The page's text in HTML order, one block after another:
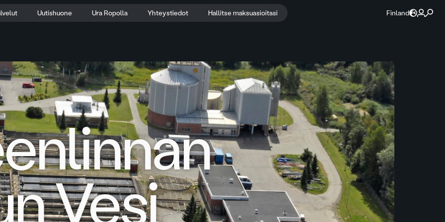
Uutishuone Ura Ropolla Yhteystiedot Hallitse maksuasioitasi Finland
Vesi